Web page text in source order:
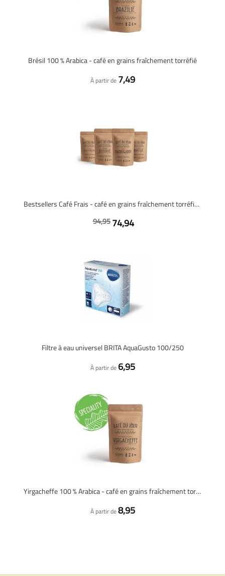
Brésil 100 % Arabica - café en grains fraîchement torréfié
À partir de 7,49
Bestsellers Café Frais - café en grains fraîchement torréfié - 4 x 1 kilo
94,95 74,94
Filtre à eau universel BRITA AquaGusto 100/250
À partir de 6,95
Yirgacheffe 100 % Arabica - café en grains fraîchement torréfié
À partir de8,95